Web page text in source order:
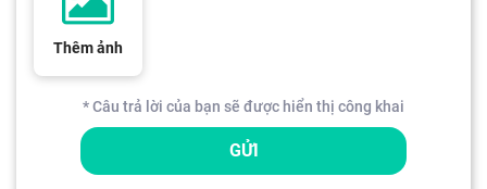
Thêm ảnh
* Câu trả lời của bạn sẽ được hiển thị công khai
GỬI